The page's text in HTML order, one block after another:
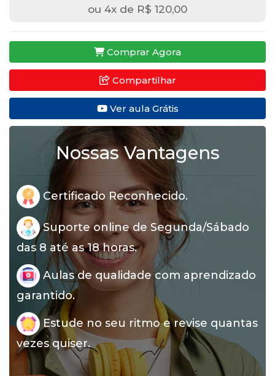
ou 4x de R$ 120,00
Comprar Agora
Compartilhar
Ver aula Grátis
Nossas Vantagens
Certificado Reconhecido.
Suporte online de Segunda/Sábado
das 8 até as 18 horas.
Aulas de qualidade com aprendizado
garantido.
Estude no seu ritmo e revise quantas
vezes quiser.